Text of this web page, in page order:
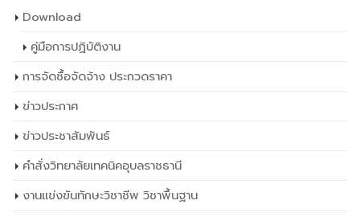
Download
คู่มือการปฏิบัติงาน
การจัดซื้อจัดจ้าง ประกวดราคา
ข่าวประกาศ
ข่าวประชาสัมพันธ์
คำสั่งวิทยาลัยเทคนิคอุบลราชธานี
งานแข่งขันทักษะวิชาชีพ วิชาพื้นฐาน